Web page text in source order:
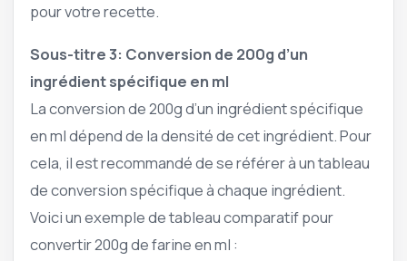
pour votre recette.
Sous-titre 3: Conversion de 200g d’un
ingrédient spécifique en ml
La conversion de 200g d’un ingrédient spécifique
en ml dépend de la densité de cet ingrédient. Pour
cela, il est recommandé de se référer à un tableau
de conversion spécifique à chaque ingrédient.
Voici un exemple de tableau comparatif pour
convertir 200g de farine en ml :